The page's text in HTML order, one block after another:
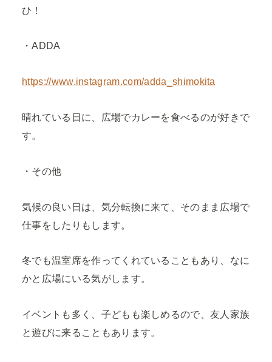
ひ！
・ADDA
https://www.instagram.com/adda_shimokita
晴れている日に、広場でカレーを食べるのが好きで
す。
・その他
気候の良い日は、気分転換に来て、そのまま広場で
仕事をしたりもします。
冬でも温室席を作ってくれていることもあり、なに
かと広場にいる気がします。
イベントも多く、子どもも楽しめるので、友人家族
と遊びに来ることもあります。